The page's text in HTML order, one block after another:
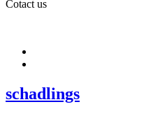
Cotact us
schadlings